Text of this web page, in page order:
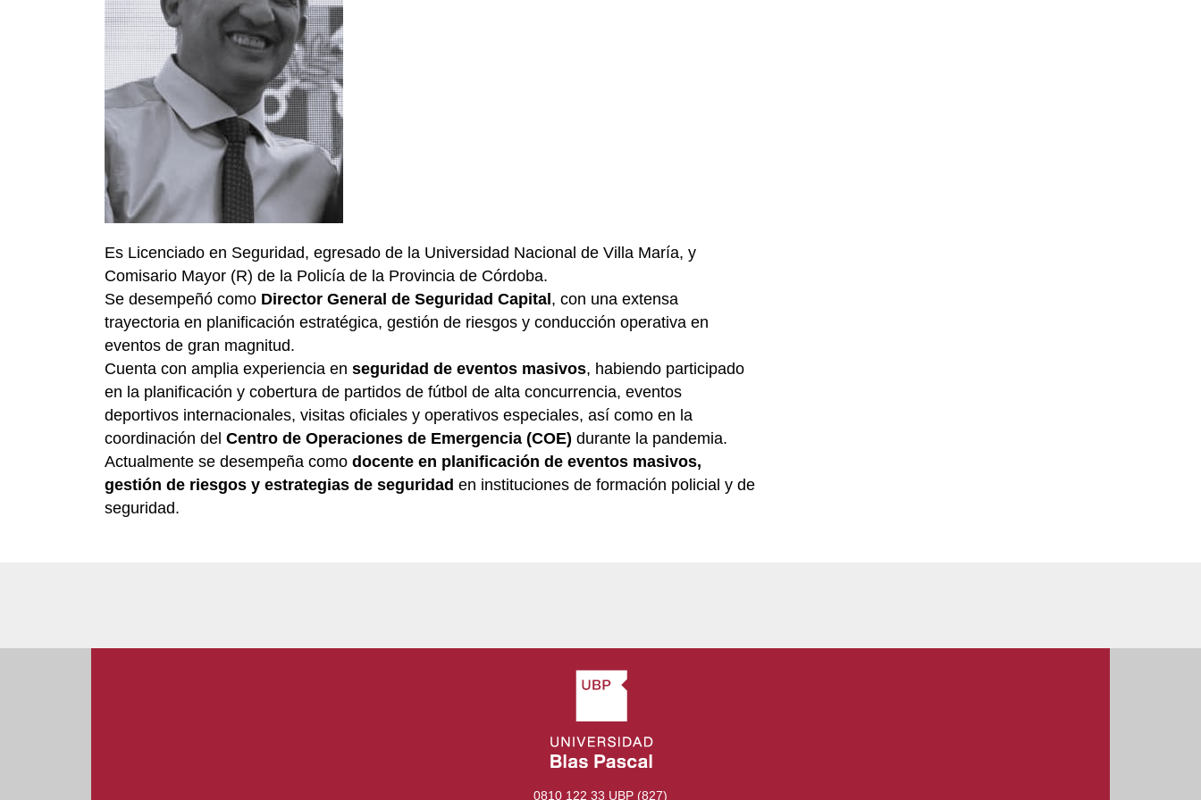
Es Licenciado en Seguridad, egresado de la Universidad Nacional de Villa María, y
Comisario Mayor (R) de la Policía de la Provincia de Córdoba.
Se desempeñó como Director General de Seguridad Capital , con una extensa
trayectoria en planificación estratégica, gestión de riesgos y conducción operativa en
eventos de gran magnitud.
Cuenta con amplia experiencia en seguridad de eventos masivos, habiendo participado
en la planificación y cobertura de partidos de fútbol de alta concurrencia, eventos
deportivos internacionales, visitas oficiales y operativos especiales, así como en la
coordinación del Centro de Operaciones de Emergencia (COE) durante la pandemia.
Actualmente se desempeña como docente en planificación de eventos masivos,
gestión de riesgos y estrategias de seguridad en instituciones de formación policial y de
seguridad.
0810 122 33 UBP (827)